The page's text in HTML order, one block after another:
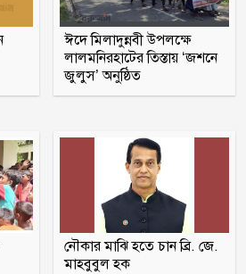
৫ হাজার চিকিৎসক নিয়োগ দেবে সরকার
যুক্তরাজ্যে আশ্রয় আবেদনের তালিকায় শীর্ষ
রাষ্ট্রপতি পদে মির্জা ফখরুলের নাম চূড়ান্ত
সালমান শাহ হত্যা মামলায় গ্রেপ্তার খলনায়ক
ডন কারাগারে
ঈদে মিলাদুন্নবী উপলক্ষে
লালমনিরহাটের তিস্তায় ‘জশনে
জুলুস’ অনুষ্ঠিত
নৌকার মাঝি হতে চান ব্রি. জে.
মাহবুবুল হক